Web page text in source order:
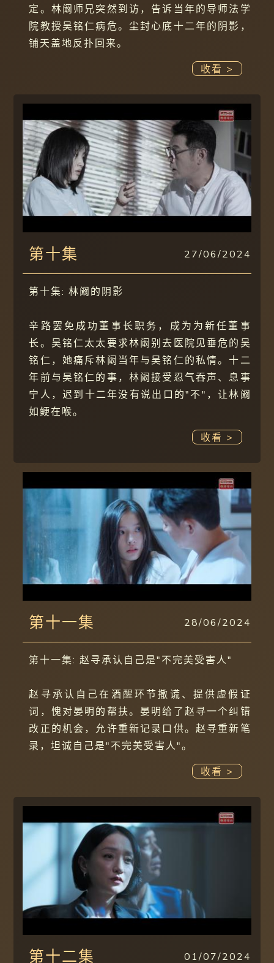
定。林阚师兄突然到访，告诉当年的导师法学
院教授吴铭仁病危。尘封心底十二年的阴影，
铺天盖地反扑回来。
收看 >
第十集 27/06/2024
第十集: 林阚的阴影
辛路罢免成功董事长职务，成为为新任董事
长。吴铭仁太太要求林阚别去医院见垂危的吴
铭仁，她痛斥林阚当年与吴铭仁的私情。十二
年前与吴铭仁的事，林阚接受忍气吞声、息事
宁人，迟到十二年没有说出口的"不"，让林阚
如鲠在喉。
收看 >
第十一集 28/06/2024
第十一集: 赵寻承认自己是"不完美受害人"
赵寻承认自己在酒醒环节撒谎、提供虚假证
词，愧对晏明的帮扶。晏明给了赵寻一个纠错
改正的机会，允许重新记录口供。赵寻重新笔
录，坦诚自己是"不完美受害人"。
收看 >
第十二集 01/07/2024